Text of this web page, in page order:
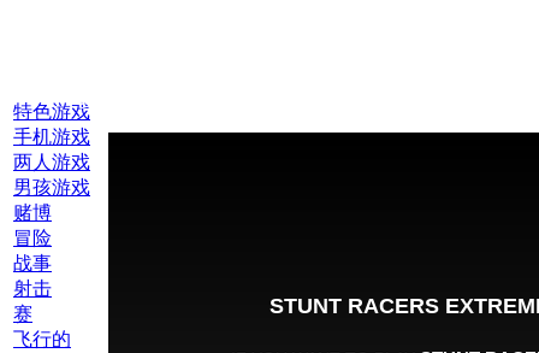
线上游戏:
特色游戏
手机游戏
两人游戏
男孩游戏
赌博
冒险
战事
射击
赛
飞行的